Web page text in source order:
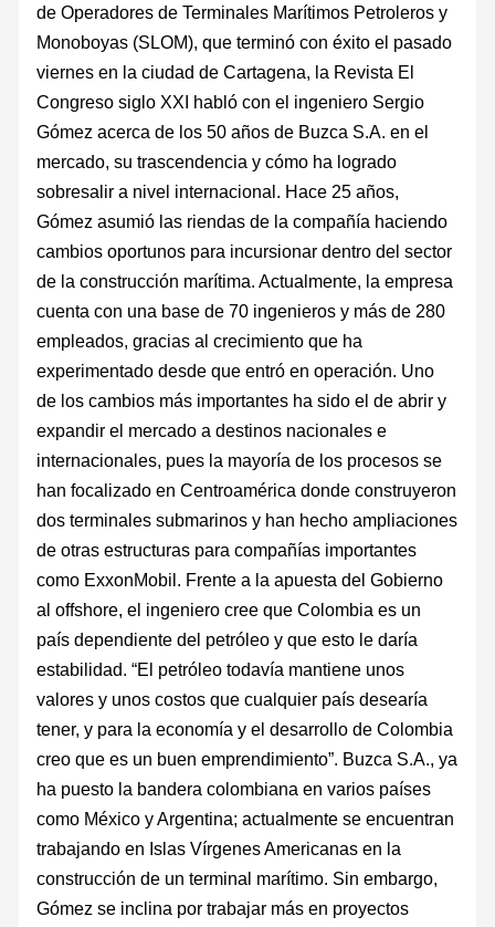
de Operadores de Terminales Marítimos Petroleros y
Monoboyas (SLOM), que terminó con éxito el pasado
viernes en la ciudad de Cartagena, la Revista El
Congreso siglo XXI habló con el ingeniero Sergio
Gómez acerca de los 50 años de Buzca S.A. en el
mercado, su trascendencia y cómo ha logrado
sobresalir a nivel internacional. Hace 25 años,
Gómez asumió las riendas de la compañía haciendo
cambios oportunos para incursionar dentro del sector
de la construcción marítima. Actualmente, la empresa
cuenta con una base de 70 ingenieros y más de 280
empleados, gracias al crecimiento que ha
experimentado desde que entró en operación. Uno
de los cambios más importantes ha sido el de abrir y
expandir el mercado a destinos nacionales e
internacionales, pues la mayoría de los procesos se
han focalizado en Centroamérica donde construyeron
dos terminales submarinos y han hecho ampliaciones
de otras estructuras para compañías importantes
como ExxonMobil. Frente a la apuesta del Gobierno
al offshore, el ingeniero cree que Colombia es un
país dependiente del petróleo y que esto le daría
estabilidad. “El petróleo todavía mantiene unos
valores y unos costos que cualquier país desearía
tener, y para la economía y el desarrollo de Colombia
creo que es un buen emprendimiento”. Buzca S.A., ya
ha puesto la bandera colombiana en varios países
como México y Argentina; actualmente se encuentran
trabajando en Islas Vírgenes Americanas en la
construcción de un terminal marítimo. Sin embargo,
Gómez se inclina por trabajar más en proyectos